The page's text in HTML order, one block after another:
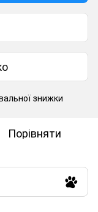
знижки
Порівняти